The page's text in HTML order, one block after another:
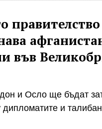
във
и Осло ще бъдат
и